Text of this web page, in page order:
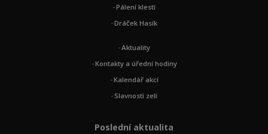
Pálení klestí
Dráček Hasík
Aktuality
Kontakty a úřední hodiny
Kalendář akcí
Slavnosti zelí
Poslední aktualita